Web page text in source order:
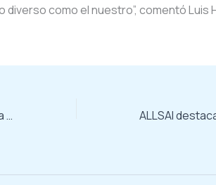
como el nuestro”, comentó Luis
ALLSAI destaca presencia en toda Latinoamérica